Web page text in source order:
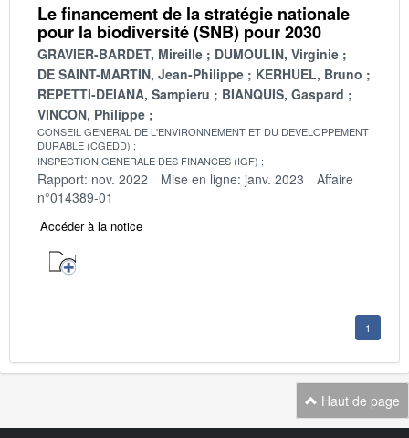
Le financement de la stratégie nationale
pour la biodiversité (SNB) pour 2030
GRAVIER-BARDET, Mireille
DUMOULIN, Virginie
DE SAINT-MARTIN, Jean-Philippe
KERHUEL, Bruno
REPETTI-DEIANA, Sampieru
BIANQUIS, Gaspard
VINCON, Philippe
CONSEIL GENERAL DE L'ENVIRONNEMENT ET DU DEVELOPPEMENT
DURABLE (CGEDD)
INSPECTION GENERALE DES FINANCES (IGF)
Rapport: nov. 2022 Mise en ligne: janv. 2023
Affaire
n°014389-01
Accéder à la notice
1
Haut de page